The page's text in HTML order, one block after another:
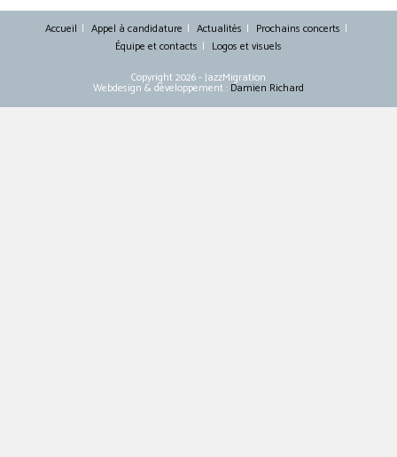
Accueil Appel à candidature Actualités
Prochains concerts
Équipe et contacts
Logos et visuels
Copyright 2026 - JazzMigration
Webdesign & développement : Damien Richard